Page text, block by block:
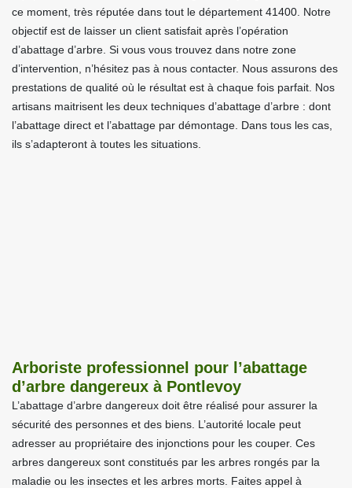
ce moment, très réputée dans tout le département 41400. Notre
objectif est de laisser un client satisfait après l’opération
d’abattage d’arbre. Si vous vous trouvez dans notre zone
d’intervention, n’hésitez pas à nous contacter. Nous assurons des
prestations de qualité où le résultat est à chaque fois parfait. Nos
artisans maitrisent les deux techniques d’abattage d’arbre : dont
l’abattage direct et l’abattage par démontage. Dans tous les cas,
ils s’adapteront à toutes les situations.
Arboriste professionnel pour l’abattage
d’arbre dangereux à Pontlevoy
L’abattage d’arbre dangereux doit être réalisé pour assurer la
sécurité des personnes et des biens. L’autorité locale peut
adresser au propriétaire des injonctions pour les couper. Ces
arbres dangereux sont constitués par les arbres rongés par la
maladie ou les insectes et les arbres morts. Faites appel à